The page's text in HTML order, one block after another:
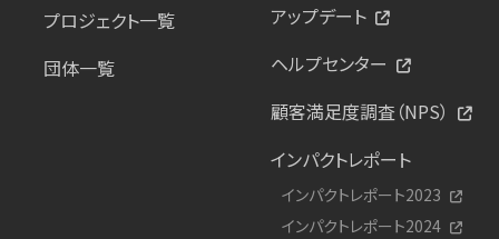
プロジェクト一覧
団体一覧
アップデート
ヘルプセンター
顧客満足度調査（NPS）
インパクトレポート
インパクトレポート2023
インパクトレポート2024